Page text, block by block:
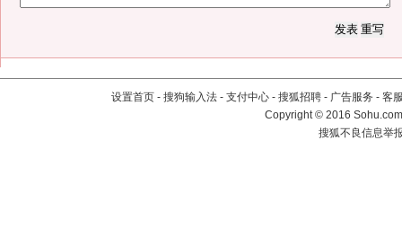
设置首页 - 搜狗输入法 - 支付中心 - 搜狐招聘 - 广告服务 - 客
Copyright©2016
搜狐不良信息举